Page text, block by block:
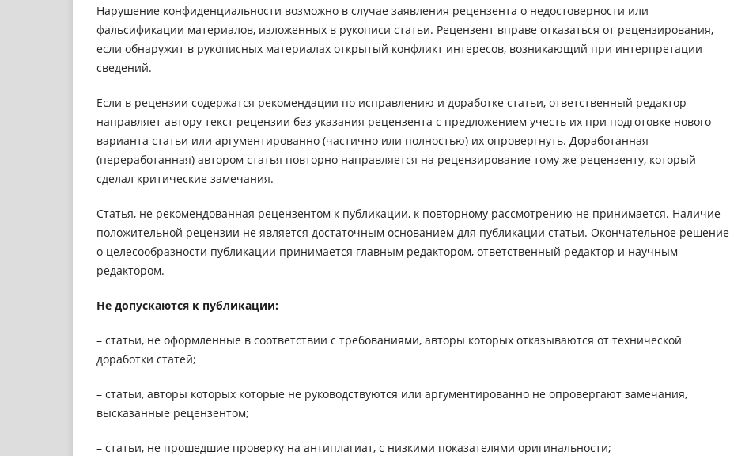
Нарушение конфиденциальности возможно в случае заявления рецензента о недостоверности или
фальсификации материалов, изложенных в рукописи статьи. Рецензент вправе отказаться от рецензирования,
если обнаружит в рукописных материалах открытый конфликт интересов, возникающий при интерпретации
сведений.
Если в рецензии содержатся рекомендации по исправлению и доработке статьи, ответственный редактор
направляет автору текст рецензии без указания рецензента с предложением учесть их при подготовке нового
варианта статьи или аргументированно (частично или полностью) их опровергнуть. Доработанная
(переработанная) автором статья повторно направляется на рецензирование тому же рецензенту, который
сделал критические замечания.
Статья, не рекомендованная рецензентом к публикации, к повторному рассмотрению не принимается. Наличие
положительной рецензии не является достаточным основанием для публикации статьи. Окончательное решение
о целесообразности публикации принимается главным редактором, ответственный редактор и научным
редактором.
Не допускаются к публикации:
– статьи, не оформленные в соответствии с требованиями, авторы которых отказываются от технической
доработки статей;
– статьи, авторы которых которые не руководствуются или аргументированно не опровергают замечания,
высказанные рецензентом;
– статьи, не прошедшие проверку на антиплагиат, с низкими показателями оригинальности;